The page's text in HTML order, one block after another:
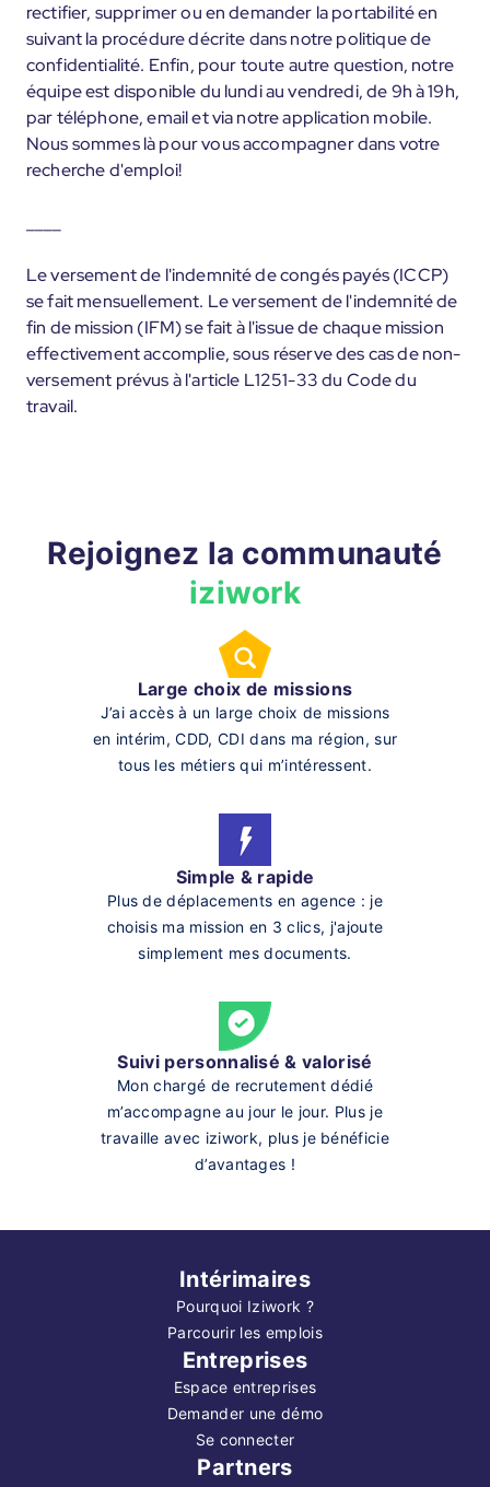
rectifier, supprimer ou en demander la portabilité en
suivant la procédure décrite dans notre politique de
confidentialité. Enfin, pour toute autre question, notre
équipe est disponible du lundi au vendredi, de 9h à 19h,
par téléphone, email et via notre application mobile.
Nous sommes là pour vous accompagner dans votre
recherche d'emploi!
Le versement de l'indemnité de congés payés (ICCP)
se fait mensuellement. Le versement de l'indemnité de
fin de mission (IFM) se fait à l'issue de chaque mission
effectivement accomplie, sous réserve des cas de non-
versement prévus à l'article L1251-33 du Code du
travail.
Rejoignez la communauté
iziwork
Large choix de missions
J’ai accès à un large choix de missions
en intérim, CDD, CDI dans ma région, sur
tous les métiers qui m’intéressent.
Simple & rapide
Plus de déplacements en agence : je
choisis ma mission en 3 clics, j'ajoute
simplement mes documents.
Suivi personnalisé & valorisé
Mon chargé de recrutement dédié
m’accompagne au jour le jour. Plus je
travaille avec iziwork, plus je bénéficie
d’avantages !
Intérimaires
Pourquoi Iziwork ?
Parcourir les emplois
Entreprises
Espace entreprises
Demander une démo
Se connecter
Partners